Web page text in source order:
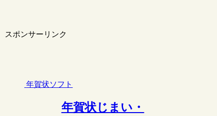
スポンサーリンク
年賀状ソフト
年賀状じまい・